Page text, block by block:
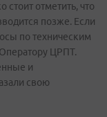
отметить, что
позже. Если
по техническим
ЦРПТ.
и
свою